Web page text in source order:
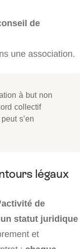
de
une association.
à but non
collectif
s’en
légaux
de
statut juridique
et